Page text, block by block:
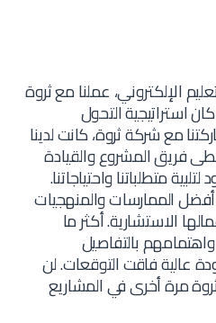
الإلكتروني، عملنا مع ثروة
استراتيجية التحول
مع شركة ثروة، كانت لدينا
فريق المشروع والقيادة
متطلباتنا واحتياجاتنا.
الممارسات والمنهجيات
الاستشارية. أكثر ما
بالتفاصيل
عالية فاقت التوقعات. لن
مرة أخرى في المشاريع